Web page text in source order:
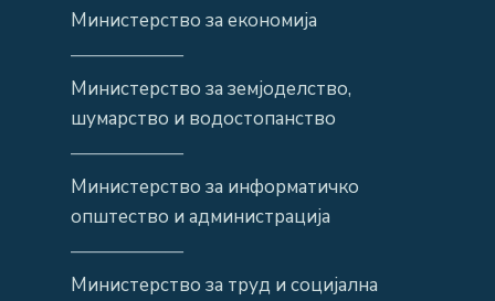
Министерство за економија
——————
Министерство за земјоделство,
шумарство и водостопанство
——————
Министерство за информатичко
општество и администрација
——————
Министерство за труд и социјална